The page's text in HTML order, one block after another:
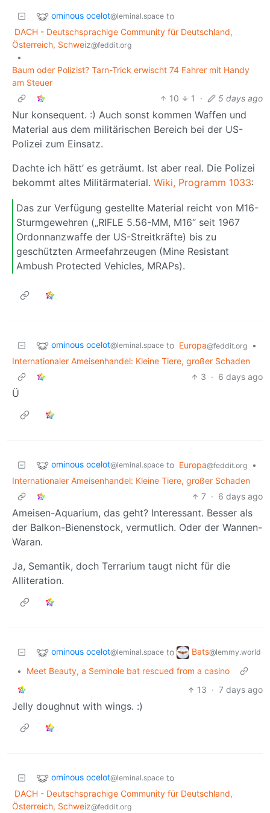
ominous ocelot@leminal.space to
DACH - Deutschsprachige Community für Deutschland,
Österreich, Schweiz@feddit.org
•
Baum oder Polizist? Tarn-Trick erwischt 74 Fahrer mit Handy
am Steuer
10
1 · 5 days ago
Nur konsequent. :) Auch sonst kommen Waffen und
Material aus dem militärischen Bereich bei der US-
Polizei zum Einsatz.
Dachte ich hätt’ es geträumt. Ist aber real. Die Polizei
bekommt altes Militärmaterial. Wiki, Programm 1033:
Das zur Verfügung gestellte Material reicht von M16-
Sturmgewehren („RIFLE 5.56-MM, M16“ seit 1967
Ordonnanzwaffe der US-Streitkräfte) bis zu
geschützten Armeefahrzeugen (Mine Resistant
Ambush Protected Vehicles, MRAPs).
ominous ocelot@leminal.space to Europa@feddit.org
•
Internationaler Ameisenhandel: Kleine Tiere, großer Schaden
3 · 6 days ago
Ü
ominous ocelot@leminal.space to Europa@feddit.org
•
Internationaler Ameisenhandel: Kleine Tiere, großer Schaden
7 · 6 days ago
Ameisen-Aquarium, das geht? Interessant. Besser als
der Balkon-Bienenstock, vermutlich. Oder der Wannen-
Waran.
Ja, Semantik, doch Terrarium taugt nicht für die
Alliteration.
ominous ocelot@leminal.space to Bats@lemmy.world
•
Meet Beauty, a Seminole bat rescued from a casino
13 · 7 days ago
Jelly doughnut with wings. :)
ominous ocelot@leminal.space to
DACH - Deutschsprachige Community für Deutschland,
Österreich, Schweiz@feddit.org